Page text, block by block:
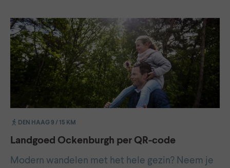
DEN HAAG 9 / 15 KM
Landgoed Ockenburgh per QR-code
Modern wandelen met het hele gezin? Neem je